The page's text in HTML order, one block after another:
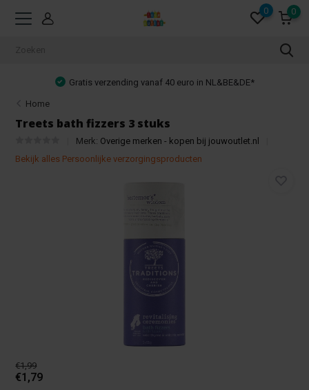
0 0
Gratis verzending vanaf 40 euro in NL&BE&DE*
Home
Treets bath fizzers 3 stuks
Merk: Overige merken - kopen bij jouwoutlet.nl
Bekijk alles Persoonlijke verzorgingsproducten
€1,99
€1,79